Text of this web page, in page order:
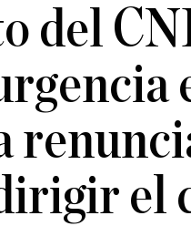
del
el